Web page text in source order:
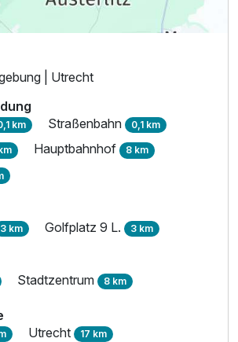
| Utrecht
km Straßenbahn 0,1 km
Hauptbahnhof 8 km
3 km Golfplatz 9 L. 3 km
Stadtzentrum 8 km
Utrecht 17 km